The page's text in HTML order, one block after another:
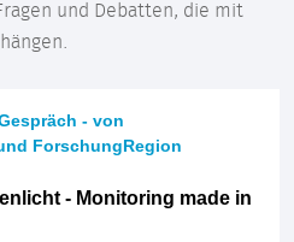
und Debatten, die mit